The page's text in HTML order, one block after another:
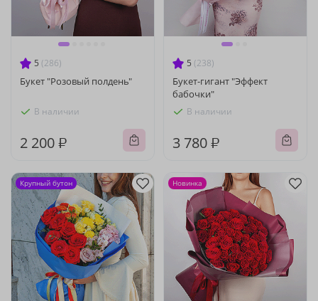
5 (286)
Букет "Розовый полдень"
В наличии
2 200 ₽
5 (238)
Букет-гигант "Эффект
бабочки"
В наличии
3 780 ₽
Крупный бутон Новинка